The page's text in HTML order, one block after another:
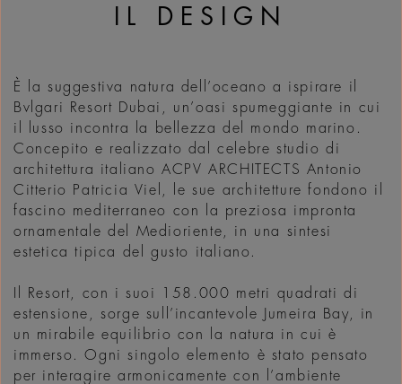
IL DESIGN
È la suggestiva natura dell’oceano a ispirare il
Bvlgari Resort Dubai, un’oasi spumeggiante in cui
il lusso incontra la bellezza del mondo marino.
Concepito e realizzato dal celebre studio di
architettura italiano ACPV ARCHITECTS Antonio
Citterio Patricia Viel, le sue architetture fondono il
fascino mediterraneo con la preziosa impronta
ornamentale del Medioriente, in una sintesi
estetica tipica del gusto italiano.
Il Resort, con i suoi 158.000 metri quadrati di
estensione, sorge sull’incantevole Jumeira Bay, in
un mirabile equilibrio con la natura in cui è
immerso. Ogni singolo elemento è stato pensato
per interagire armonicamente con l’ambiente